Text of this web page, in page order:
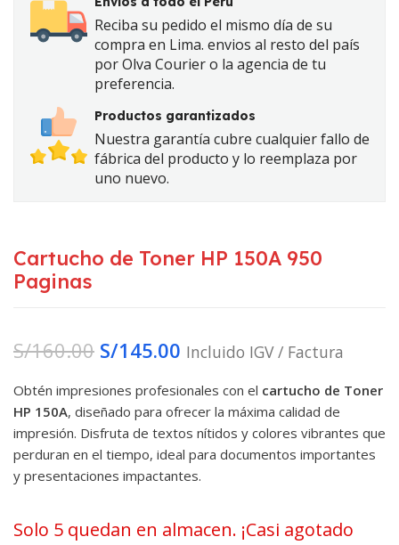
Reciba su pedido el mismo día de su
compra en Lima. envios al resto del país
por Olva Courier o la agencia de tu
preferencia.
Productos garantizados
Nuestra garantía cubre cualquier fallo de
fábrica del producto y lo reemplaza por
uno nuevo.
Cartucho de Toner HP 150A 950
Paginas
S/160.00 S/145.00 Incluido IGV / Factura
Obtén impresiones profesionales con el cartucho de Toner
HP 150A, diseñado para ofrecer la máxima calidad de
impresión. Disfruta de textos nítidos y colores vibrantes que
perduran en el tiempo, ideal para documentos importantes
y presentaciones impactantes.
Solo 5 quedan en almacen. ¡Casi agotado